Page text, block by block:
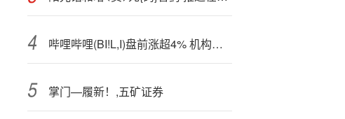
哔哩哔哩(BI!L,I)盘前涨超4% 机构指3C数码业务第二季增长超预期
掌门—履新！,五矿证券